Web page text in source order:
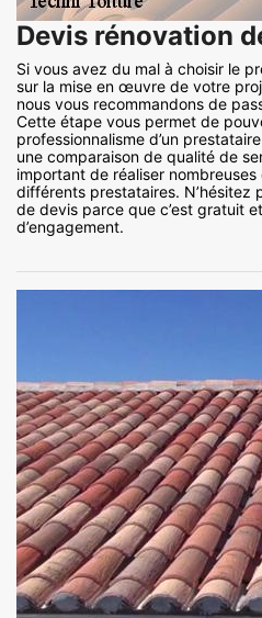
Devis rénovation
Si vous avez du mal à choisir le
sur la mise en œuvre de votre
nous vous recommandons de
Cette étape vous permet de
professionnalisme d’un
une comparaison de qualité de
important de réaliser
différents prestataires. N’hésitez
de devis parce que c’est gratuit
d’engagement.